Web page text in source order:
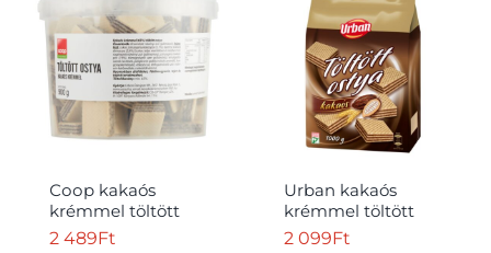
Átvétel
Termékek
Соор kakaós
krémmel töltött
ostya 900 g
2 489Ft
Urban kakaós
krémmel töltött
ostya 1000 g
2 099Ft